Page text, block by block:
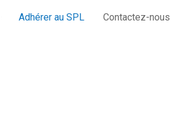
Adhérer au SPL Contactez-nous